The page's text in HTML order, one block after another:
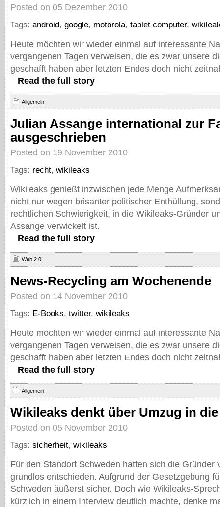
Posted on 05 Dezember 2010
Tags: android, google, motorola, tablet computer,
Heute möchten wir wieder einmal auf interessante
vergangenen Tagen verweisen, die es zwar unsere
geschafft haben aber letzten Endes doch nicht
Read the full story
Allgemein
Julian Assange international zur
ausgeschrieben
Posted on 19 November 2010
Tags: recht, wikileaks
Wikileaks genießt inzwischen jede Menge
nicht nur wegen brisanter politischer Enthüllung,
rechtlichen Schwierigkeit, in die Wikileaks-Gründer
Assange verwickelt ist.
Read the full story
Web 2.0
News-Recycling am Wochenende
Posted on 14 November 2010
Tags: E-Books, twitter, wikileaks
Heute möchten wir wieder einmal auf interessante
vergangenen Tagen verweisen, die es zwar unsere
geschafft haben aber letzten Endes doch nicht
Read the full story
Allgemein
Wikileaks denkt über Umzug in
Posted on 05 November 2010
Tags: sicherheit, wikileaks
Für den Standort Schweden hatten sich die Gründer
grundlos entschieden. Aufgrund der Gesetzgebung
Schweden äußerst sicher. Doch wie Wikileaks-
kürzlich in einem Interview deutlich machte, denke